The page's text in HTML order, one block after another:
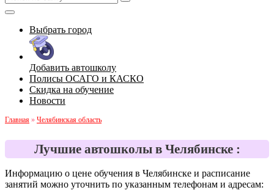
Выбрать город
Добавить автошколу
Полисы ОСАГО и КАСКО
Скидка на обучение
Новости
Главная » Челябинская область
Лучшие автошколы в Челябинске :
Информацию о цене обучения в Челябинске и расписание
занятий можно уточнить по указанным телефонам и адресам: